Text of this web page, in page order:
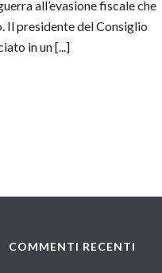
all’evasione fiscale che
Il presidente del Consiglio
in un [...]
COMMENTI RECENTI